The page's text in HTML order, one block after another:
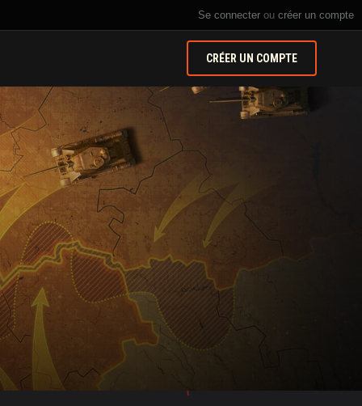
Se connecter ou créer un compte
CRÉER UN COMPTE